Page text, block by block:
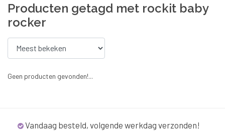
Producten getagd met rockit baby
rocker
Geen producten gevonden!...
Vandaag besteld, volgende werkdag verzonden!